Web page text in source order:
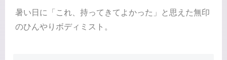
暑い日に「これ、持ってきてよかった」と思えた無印
のひんやりボディミスト。